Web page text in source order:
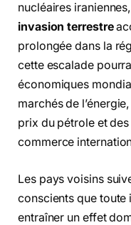
nucléaires
invasion terrestre
prolongée dans la
cette escalade
économiques
marchés de
prix du pétrole et
commerce
Les pays voisins
conscients que
entraîner un effet